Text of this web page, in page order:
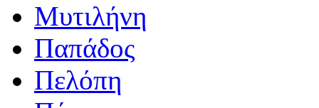
Μυτιλήνη
Παπάδος
Πελόπη